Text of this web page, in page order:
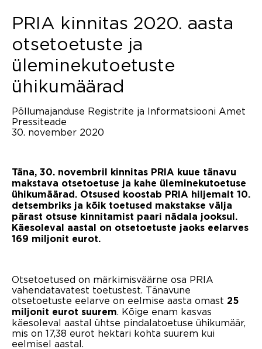
PRIA kinnitas 2020. aasta
otsetoetuste ja
üleminekutoetuste
ühikumäärad
Põllumajanduse Registrite ja Informatsiooni Amet
Pressiteade
30. november 2020
Täna, 30. novembril kinnitas PRIA kuue tänavu
makstava otsetoetuse ja kahe üleminekutoetuse
ühikumäärad. Otsused koostab PRIA hiljemalt 10.
detsembriks ja kõik toetused makstakse välja
pärast otsuse kinnitamist paari nädala jooksul.
Käesoleval aastal on otsetoetuste jaoks eelarves
169 miljonit eurot.
Otsetoetused on märkimisväärne osa PRIA
vahendatavatest toetustest. Tänavune
otsetoetuste eelarve on eelmise aasta omast 25
miljonit eurot suurem. Kõige enam kasvas
käesoleval aastal ühtse pindalatoetuse ühikumäär,
mis on 17,38 eurot hektari kohta suurem kui
eelmisel aastal.